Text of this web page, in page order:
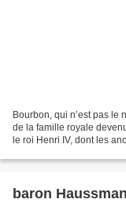
Bourbon, qui n’est pas le
de la famille royale
le roi Henri IV, dont les
baron